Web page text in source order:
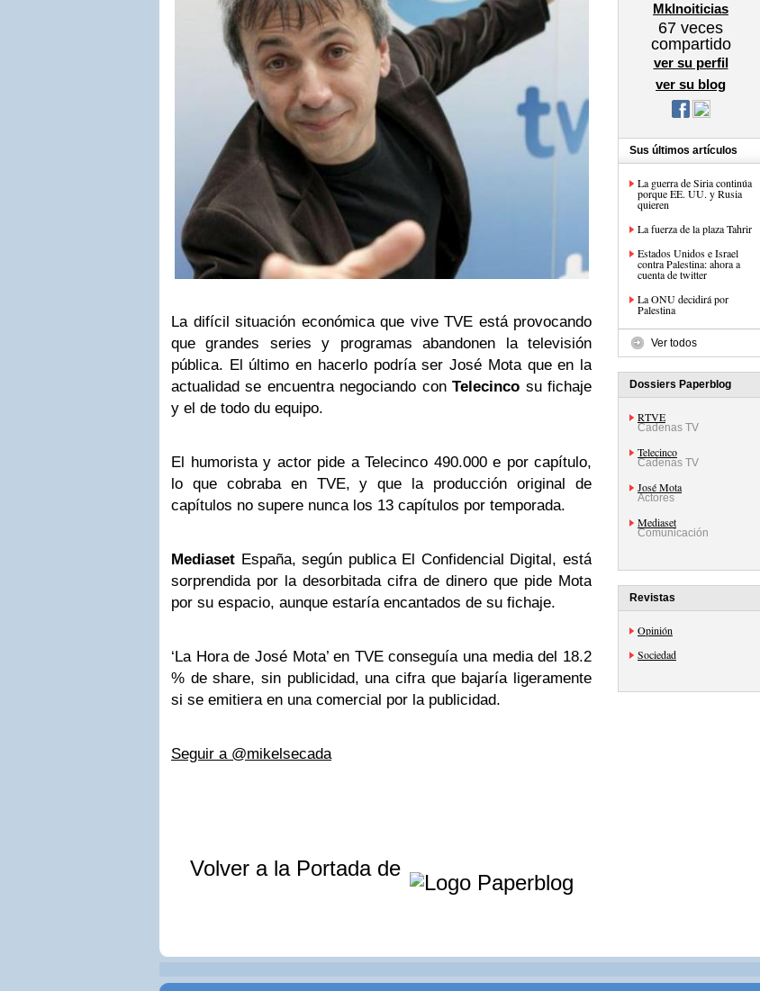
La difícil situación económica que vive TVE está provocando
que grandes series y programas abandonen la televisión
pública. El último en hacerlo podría ser José Mota que en la
actualidad se encuentra negociando conTelecinco su fichaje
y el de todo du equipo.
El humorista y actor pide a Telecinco 490.000 e por capítulo,
lo que cobraba en TVE, y que la producción original de
capítulos no supere nunca los 13 capítulos por temporada.
Mediaset España, según publica El Confidencial Digital, está
sorprendida por la desorbitada cifra de dinero que pide Mota
por su espacio, aunque estaría encantados de su fichaje.
‘La Hora de José Mota’ en TVE conseguía una media del 18.2
% de share, sin publicidad, una cifra que bajaría ligeramente
si se emitiera en una comercial por la publicidad.
Seguir a @mikelsecada
Volver a la Portada de
Mklnoiticias
67 veces
compartido
ver su perfil
ver su blog
Sus últimos artículos
La guerra de Siria continúa
porque EE. UU. y Rusia
quieren
La fuerza de la plaza Tahrir
Estados Unidos e Israel
contra Palestina: ahora a
cuenta de twitter
La ONU decidirá por
Palestina
Ver todos
Dossiers Paperblog
RTVE
Cadenas TV
Telecinco
Cadenas TV
José Mota
Actores
Mediaset
Comunicación
Revistas
Opinión
Sociedad